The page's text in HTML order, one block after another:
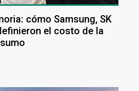
cómo Samsung, SK
el costo de la